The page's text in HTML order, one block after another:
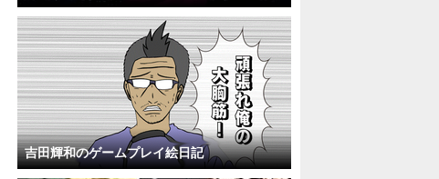
吉田輝和のゲームプレイ絵日記